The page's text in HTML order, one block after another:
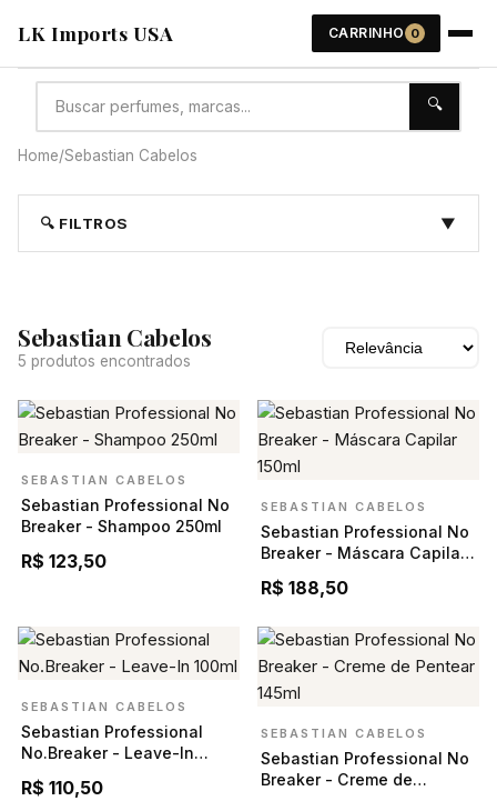
LK Imports USA CARRINHO 0
🔍
Home/Sebastian Cabelos
🔍 FILTROS ▼
Sebastian Cabelos
5 produtos encontrados
SEBASTIAN CABELOS
Sebastian Professional No
Breaker - Shampoo 250ml
R$ 123,50
SEBASTIAN CABELOS
Sebastian Professional No
Breaker - Máscara Capilar
R$ 188,50
SEBASTIAN CABELOS
Sebastian Professional
No.Breaker - Leave-In
R$ 110,50
SEBASTIAN CABELOS
Sebastian Professional No
Breaker - Creme de